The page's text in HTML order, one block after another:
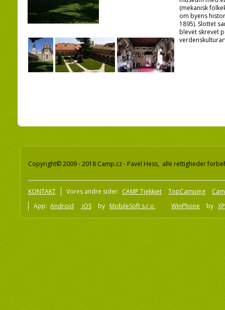
(mekanisk
om byens
1895). Slottet
blevet skrevet
Copyright© 2009 - 2018 Camp.cz - Pavel Hess, alle rettigheder
KONTAKT Vores andre sider: CAMP Tjekkiet TopCamping
App: Android iOS by MobileSoft s.r.o WinPhone by